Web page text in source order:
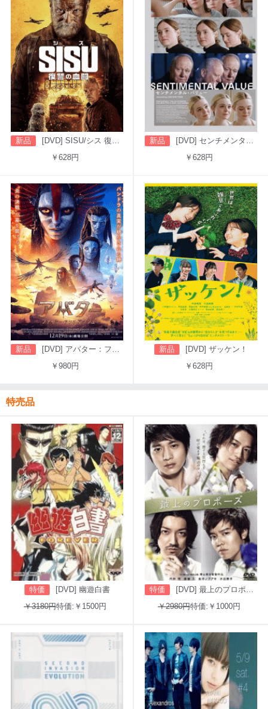
新品
[DVD] SISU/シス 復讐の血闘（字幕版）
￥628円
新品
[DVD] センチメンタル・バリュー
￥628円
新品
[DVD] アバター：ファイヤー・アンド・アッシュ
￥980円
新品
[DVD] ザッケン！
￥628円
特売品
特価
[DVD] 幽遊白書
￥3180円特価:￥1500円
特価
[DVD] 最上のプロポーズ
￥2980円特価:￥1000円